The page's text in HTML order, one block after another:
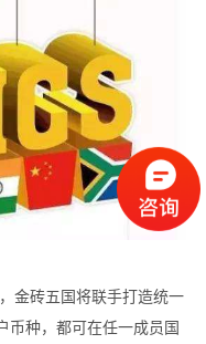
金砖五国将联手打造统一
币种，都可在任一成员国